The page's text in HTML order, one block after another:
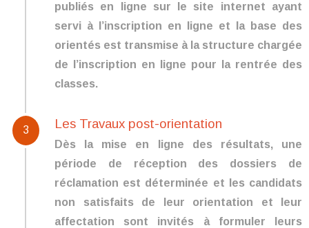
publiés en ligne sur le site internet ayant
servi à l’inscription en ligne et la base des
orientés est transmise à la structure chargée
de l’inscription en ligne pour la rentrée des
classes.
3 Les Travaux post-orientation
Dès la mise en ligne des résultats, une
période de réception des dossiers de
réclamation est déterminée et les candidats
non satisfaits de leur orientation et leur
affectation sont invités à formuler leurs